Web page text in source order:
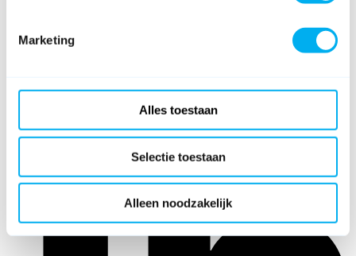
Marketing
Alles toestaan
Selectie toestaan
Alleen noodzakelijk